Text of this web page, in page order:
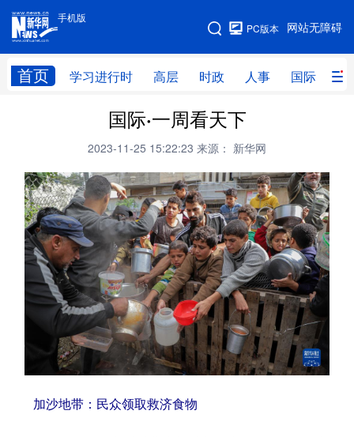
手机版
网站无障碍
PC版本
首页 学习进行时 高层 时政 人事 国际 财
手机版
网站地图
高层 时政
财经 网评
台湾 思客智库 全球连线 教育
科技 科创 量子 体育
文化 书画 健康 军事
访谈 视频 图片 政务
法律 中央文件 金融 汽车
食品 人居 信息化 数字经济
国际·一周看天下
2023-11-25 15:22:23 来源： 新华网
加沙地带：民众领取救济食物